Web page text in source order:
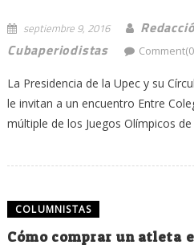
septiembre 9, 2016
Cubaperiodistas
La Presidencia de la Upec y su
le invitan a un encuentro Entre
múltiple de los Juegos Olímpicos de
COLUMNISTAS
Cómo comprar un atleta